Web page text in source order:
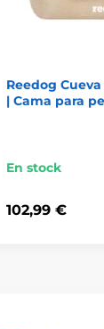
Reedog
| Cama para
En stock
102,99 €